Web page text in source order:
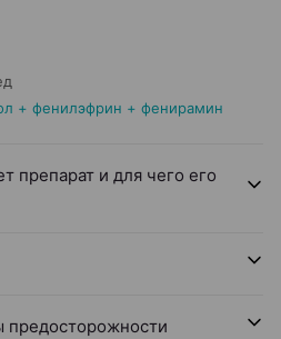
+ фенилэфрин + фенирамин
препарат и для чего его
предосторожности